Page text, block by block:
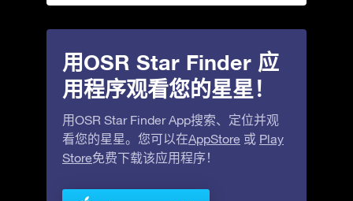
用OSR Star Finder 应
用程序观看您的星星！
用OSR Star Finder App搜索、定位并观
看您的星星。您可以在AppStore 或 Play
Store免费下载该应用程序！